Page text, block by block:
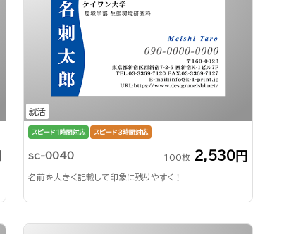
就活
スピード1時間対応 スピード3時間対応
sc-0040 100枚 2,530円
名前を大きく記載して印象に残りやすく！